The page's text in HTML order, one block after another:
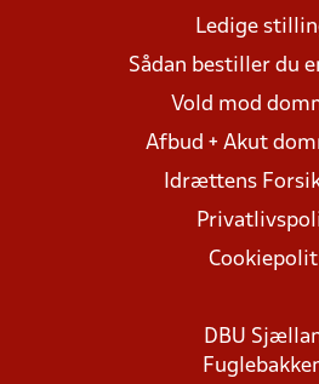
Ledige
Sådan bestiller du
Vold mod
Afbud + Akut
Idrættens
DBU